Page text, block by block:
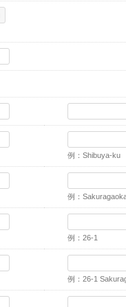
例：Shibuya-ku
例：
例：26-1
例：26-1